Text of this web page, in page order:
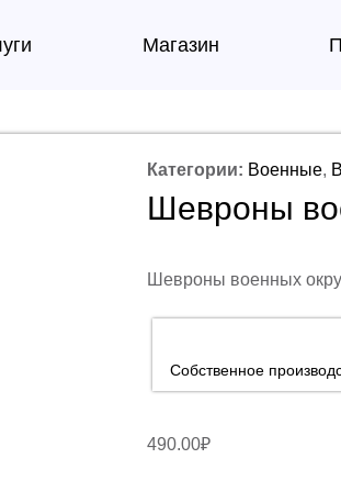
Магазин
Категории: Военные,
Шевроны
Шевроны военных
Собственное
490.00₽